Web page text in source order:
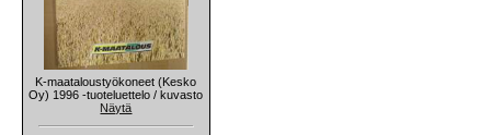
K-maataloustyökoneet (Kesko
Oy) 1996 -tuoteluettelo / kuvasto
Näytä